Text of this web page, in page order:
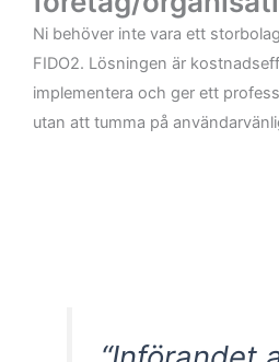
Ni behöver inte vara ett
FIDO2. Lösningen är
implementera och ger ett
utan att tumma på